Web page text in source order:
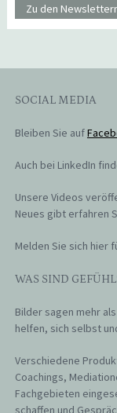
Zu den
SOCIAL MEDIA
Bleiben Sie auf
Auch bei LinkedIn
Unsere Videos
Neues gibt erfahren
Melden Sie sich hier
WAS SIND
Bilder sagen mehr
helfen, sich selbst
Verschiedene
Coachings,
Fachgebieten
schaffen und